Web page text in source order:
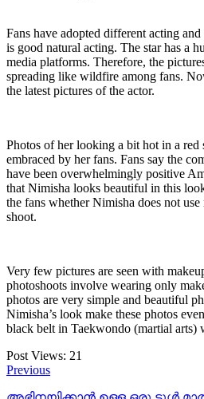
Fans have adopted different acting
is good natural acting. The star has a
media platforms. Therefore, the
spreading like wildfire among fans.
the latest pictures of the actor.
Photos of her looking a bit hot in a red
embraced by her fans. Fans say the
have been overwhelmingly positive
that Nimisha looks beautiful in this
the fans whether Nimisha does not
shoot.
Very few pictures are seen with
photoshoots involve wearing only
photos are very simple and beautiful
Nimisha’s look make these photos
black belt in Taekwondo (martial arts)
Post Views: 21
Previous